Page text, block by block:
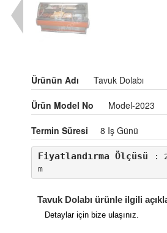
Ürünün Adı Tavuk Dolabı
Ürün Model No Model-2023
Termin Süresi 8 Iş Günü
Fiyatlandırma Ölçüsü
:
m
Tavuk Dolabı ürünle ilgili
Detaylar için bize ulaşınız.